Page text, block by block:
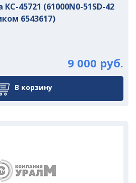
45721 (61000N0-51SD-42
6543617)
9 000 руб.
В корзину